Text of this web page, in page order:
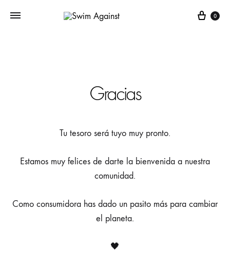
Cart
0
Gracias
Tu tesoro será tuyo muy pronto.
Estamos muy felices de darte la bienvenida a nuestra
comunidad.
Como consumidora has dado un pasito más para cambiar
el planeta.
🖤